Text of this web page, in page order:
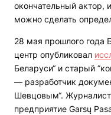
окончательный актор,
можно сделать
28 мая прошлого года
центр опубликовал
Беларуси“ и старый
— разработчик
Шевцовым“.
предприятие Garsų